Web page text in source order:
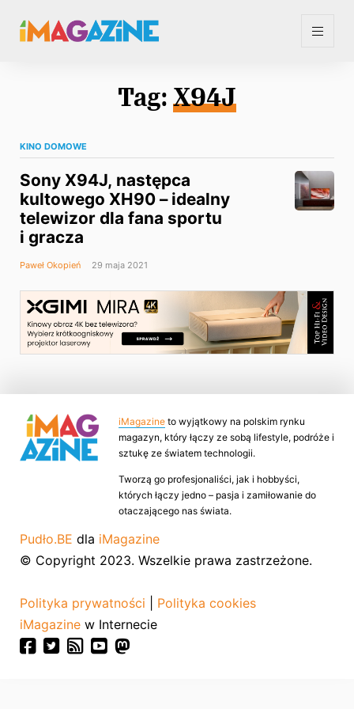
Tag: X94J
KINO DOMOWE
Sony X94J, następca
kultowego XH90 – idealny
telewizor dla fana sportu
i gracza
Paweł Okopień 29 maja 2021
iMagazine to wyjątkowy na polskim rynku
magazyn, który łączy ze sobą lifestyle, podróże i
sztukę ze światem technologii.
Tworzą go profesjonaliści, jak i hobbyści,
których łączy jedno – pasja i zamiłowanie do
otaczającego nas świata.
Pudło.BE dla iMagazine
© Copyright 2023. Wszelkie prawa zastrzeżone.
Polityka prywatności
Polityka cookies
iMagazine w Internecie